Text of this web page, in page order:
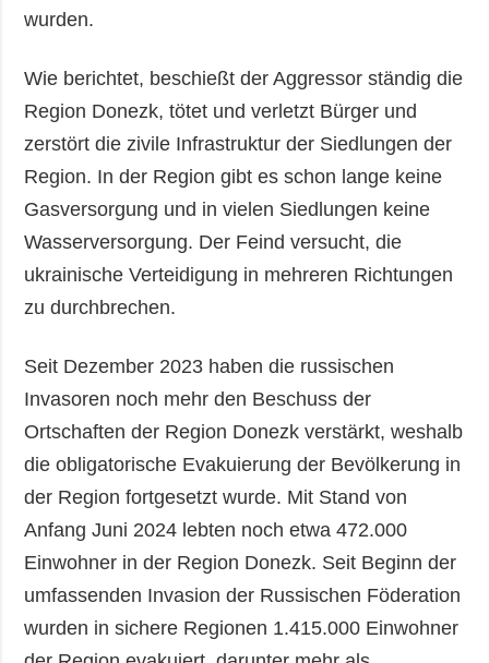
wurden.
Wie berichtet, beschießt der Aggressor ständig die
Region Donezk, tötet und verletzt Bürger und
zerstört die zivile Infrastruktur der Siedlungen der
Region. In der Region gibt es schon lange keine
Gasversorgung und in vielen Siedlungen keine
Wasserversorgung. Der Feind versucht, die
ukrainische Verteidigung in mehreren Richtungen
zu durchbrechen.
Seit Dezember 2023 haben die russischen
Invasoren noch mehr den Beschuss der
Ortschaften der Region Donezk verstärkt, weshalb
die obligatorische Evakuierung der Bevölkerung in
der Region fortgesetzt wurde. Mit Stand von
Anfang Juni 2024 lebten noch etwa 472.000
Einwohner in der Region Donezk. Seit Beginn der
umfassenden Invasion der Russischen Föderation
wurden in sichere Regionen 1.415.000 Einwohner